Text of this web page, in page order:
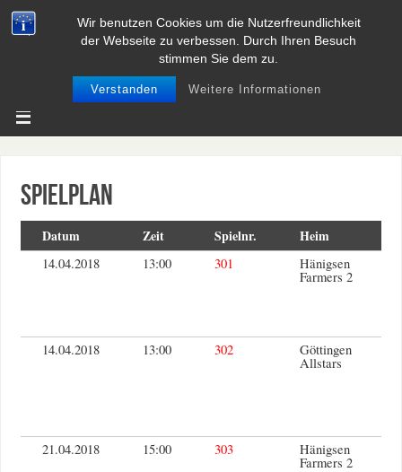
Wir benutzen Cookies um die Nutzerfreundlichkeit
der Webseite zu verbessen. Durch Ihren Besuch
stimmen Sie dem zu.
Verstanden Weitere Informationen
BASEBALL UND SOFTBALL IN
NIEDERSACHSEN
Spielplan
Datum Zeit Spielnr. Heim
14.04.2018 13:00 301 Hänigsen
Farmers 2
14.04.2018 13:00 302 Göttingen
Allstars
21.04.2018 15:00 303 Hänigsen
Farmers 2